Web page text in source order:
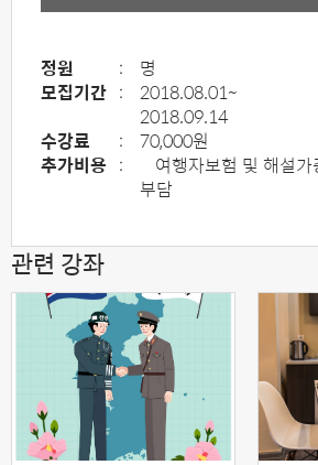
정원 :
명
모집기간 :
2018.08.01~
2018.09.14
수강료
:
70,000원
추가비용 :
여행자보험 및 해설
부담
관련 강좌